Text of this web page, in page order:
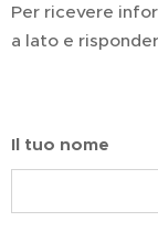
Per ricevere
a lato e
Il tuo nome